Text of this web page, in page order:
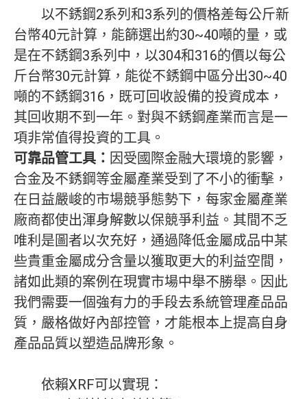
以不銹鋼2系列和3系列的價格差每公斤新
台幣40元計算，能篩選出約30~40噸的量，或
是在不銹鋼3系列中，以304和316的價以每公
斤台幣30元計算，能從不銹鋼中區分出30~40
噸的不銹鋼316，既可回收設備的投資成本，
其回收期不到一年。對與不銹鋼產業而言是一
項非常值得投資的工具。
可靠品管工具： 因受國際金融大環境的影響，
合金及不銹鋼等金屬產業受到了不小的衝擊，
在日益嚴峻的市場競爭態勢下，每家金屬產業
廠商都使出渾身解數以保競爭利益。其間不乏
唯利是圖者以次充好，通過降低金屬成品中某
些貴重金屬成分含量以獲取更大的利益空間，
諸如此類的案例在現實市場中舉不勝舉。因此
我們需要一個強有力的手段去系統管理產品品
質，嚴格做好內部控管，才能根本上提高自身
產品品質以塑造品牌形象。
依賴XRF可以實現：